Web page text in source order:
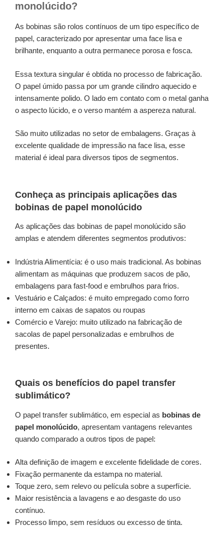
monolúcido?
As bobinas são rolos contínuos de um tipo específico de
papel, caracterizado por apresentar uma face lisa e
brilhante, enquanto a outra permanece porosa e fosca.
Essa textura singular é obtida no processo de fabricação.
O papel úmido passa por um grande cilindro aquecido e
intensamente polido. O lado em contato com o metal ganha
o aspecto lúcido, e o verso mantém a aspereza natural.
São muito utilizadas no setor de embalagens. Graças à
excelente qualidade de impressão na face lisa, esse
material é ideal para diversos tipos de segmentos.
Conheça as principais aplicações das
bobinas de papel monolúcido
As aplicações das bobinas de papel monolúcido são
amplas e atendem diferentes segmentos produtivos:
Indústria Alimentícia: é o uso mais tradicional. As bobinas
alimentam as máquinas que produzem sacos de pão,
embalagens para fast-food e embrulhos para frios.
Vestuário e Calçados: é muito empregado como forro
interno em caixas de sapatos ou roupas
Comércio e Varejo: muito utilizado na fabricação de
sacolas de papel personalizadas e embrulhos de
presentes.
Quais os benefícios do papel transfer
sublimático?
O papel transfer sublimático, em especial as bobinas de
papel monolúcido, apresentam vantagens relevantes
quando comparado a outros tipos de papel:
Alta definição de imagem e excelente fidelidade de cores.
Fixação permanente da estampa no material.
Toque zero, sem relevo ou película sobre a superfície.
Maior resistência a lavagens e ao desgaste do uso
contínuo.
Processo limpo, sem resíduos ou excesso de tinta.